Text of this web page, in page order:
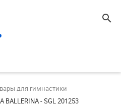
search
для гимнастики
- SGL 201253